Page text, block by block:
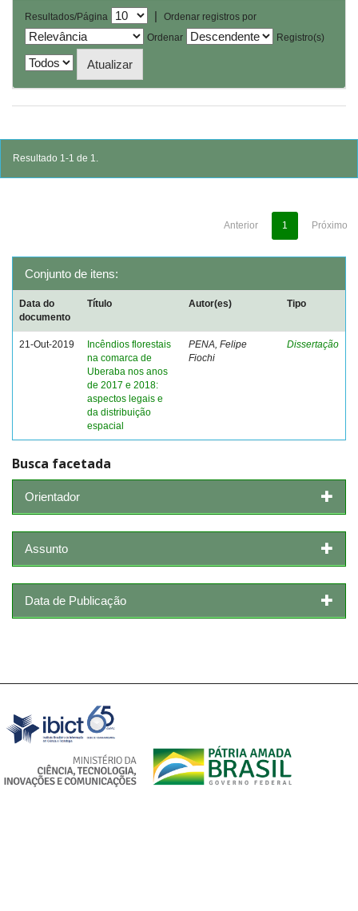
Resultados/Página |
Ordenar registros por
Ordenar
Registro(s)
Resultado 1-1 de 1.
Anterior 1 Próximo
Conjunto de itens:
Data do
documento
Título Autor(es) Tipo
21-Out-2019
Incêndios florestais
na comarca de
Uberaba nos anos
de 2017 e 2018:
aspectos legais e
da distribuição
espacial
PENA, Felipe
Fiochi
Dissertação
Busca facetada
Orientador
Assunto
Data de Publicação